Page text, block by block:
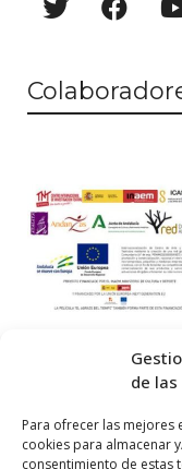
de
Para ofrecer las mejores
cookies para almacenar
consentimiento de